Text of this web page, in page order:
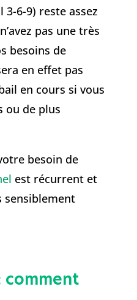
6-9) reste assez
pas une très
besoins de
en effet pas
en cours si vous
ou de plus
besoin de
est récurrent et
sensiblement
comment